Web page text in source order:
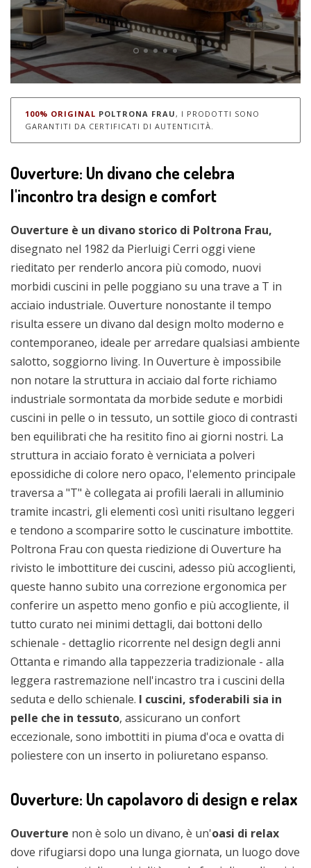
100% ORIGINAL POLTRONA FRAU , I PRODOTTI SONO
GARANTITI DA CERTIFICATI DI AUTENTICITÀ.
Ouverture: Un divano che celebra
l'incontro tra design e comfort
Ouverture è un divano storico di Poltrona Frau,
disegnato nel 1982 da Pierluigi Cerri oggi viene
rieditato per renderlo ancora più comodo, nuovi
morbidi cuscini in pelle poggiano su una trave a T in
acciaio industriale. Ouverture nonostante il tempo
risulta essere un divano dal design molto moderno e
contemporaneo, ideale per arredare qualsiasi ambiente
salotto, soggiorno living. In Ouverture è impossibile
non notare la struttura in acciaio dal forte richiamo
industriale sormontata da morbide sedute e morbidi
cuscini in pelle o in tessuto, un sottile gioco di contrasti
ben equilibrati che ha resitito fino ai giorni nostri. La
struttura in acciaio forato è verniciata a polveri
epossidiche di colore nero opaco, l'elemento principale
traversa a "T" è collegata ai profili laerali in alluminio
tramite incastri, gli elementi così uniti risultano leggeri
e tendono a scomparire sotto le cuscinature imbottite.
Poltrona Frau con questa riedizione di Ouverture ha
rivisto le imbottiture dei cuscini, adesso più accoglienti,
queste hanno subito una correzione ergonomica per
conferire un aspetto meno gonfio e più accogliente, il
tutto curato nei minimi dettagli, dai bottoni dello
schienale - dettaglio ricorrente nel design degli anni
Ottanta e rimando alla tappezzeria tradizionale - alla
leggera rastremazione nell'incastro tra i cuscini della
seduta e dello schienale. I cuscini, sfoderabili sia in
pelle che in tessuto, assicurano un confort
eccezionale, sono imbottiti in piuma d'oca e ovatta di
poliestere con un inserto in poliuretano espanso.
Ouverture: Un capolavoro di design e relax
Ouverture non è solo un divano, è un'oasi di relax
dove rifugiarsi dopo una lunga giornata, un luogo dove